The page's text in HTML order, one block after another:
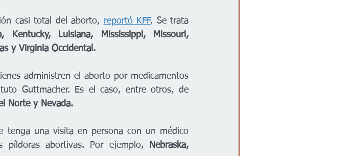
casi total del aborto, reportó KFF. Se trata
Kentucky, Luisiana, Mississippi, Missouri,
y Virginia Occidental.
administren el aborto por medicamentos
Norte y Nevada.
tenga una visita en persona con un médico
píldoras abortivas. Por ejemplo,
Nebraska,